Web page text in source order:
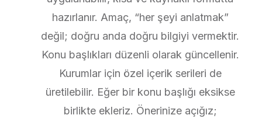
hazırlanır. Amaç, “her şeyi anlatmak”
değil; doğru anda doğru bilgiyi vermektir.
Konu başlıkları düzenli olarak güncellenir.
Kurumlar için özel içerik serileri de
üretilebilir. Eğer bir konu başlığı eksikse
birlikte ekleriz. Önerinize açığız;